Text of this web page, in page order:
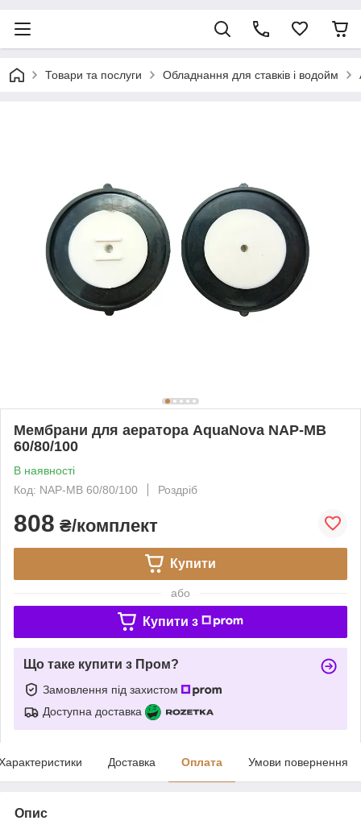
Товари та послуги Обладнання для ставків і водойм
Мембрани для аератора AquaNova NAP-MB
60/80/100
В наявності
Код: NAP-MB 60/80/100
Роздріб
808 ₴/комплект
Купити
або
Купити з
Що таке купити з Пром?
Замовлення під захистом
Доступна доставка
Доставка Оплата Умови повернення
Опис